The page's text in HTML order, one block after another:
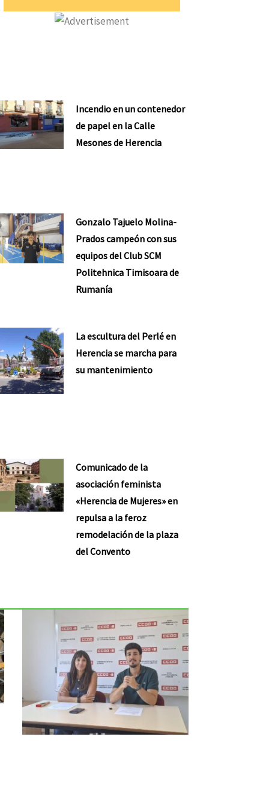
Incendio en un contenedor
de papel en la Calle
Mesones de Herencia
Gonzalo Tajuelo Molina-
Prados campeón con sus
equipos del Club SCM
Politehnica Timisoara de
Rumanía
La escultura del Perlé en
Herencia se marcha para
su mantenimiento
Comunicado de la
asociación feminista
«Herencia de Mujeres» en
repulsa a la feroz
remodelación de la plaza
del Convento